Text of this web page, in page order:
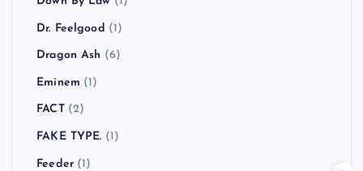
Dr. Feelgood (1)
Dragon Ash (6)
Eminem (1)
FACT(2)
FAKE TYPE. (1)
Feeder(1)